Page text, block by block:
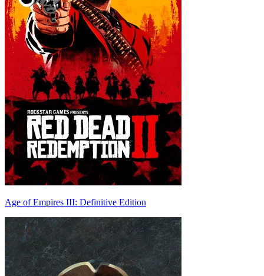
Age of Empires III: Definitive Edition